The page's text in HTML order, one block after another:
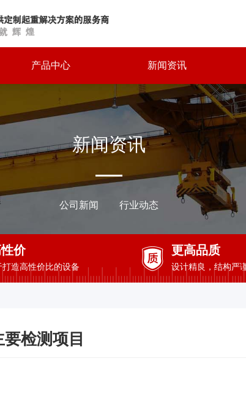
产品中心 新闻资讯
新闻资讯
公司新闻 行业动态
价
打造高性价比的设备
更高品质
设计精良，结构严
检测项目